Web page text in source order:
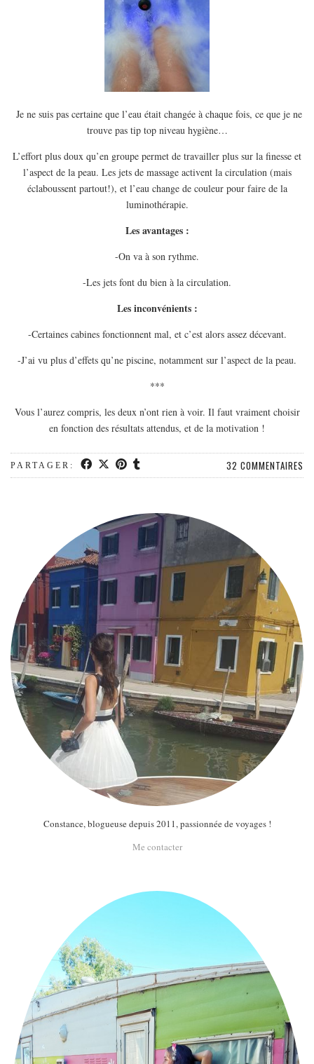
Je ne suis pas certaine que l’eau était changée à chaque fois, ce que je ne
trouve pas tip top niveau hygiène…
L’effort plus doux qu’en groupe permet de travailler plus sur la finesse et
l’aspect de la peau. Les jets de massage activent la circulation (mais
éclaboussent partout!), et l’eau change de couleur pour faire de la
luminothérapie.
Les avantages :
-On va à son rythme.
-Les jets font du bien à la circulation.
Les inconvénients :
-Certaines cabines fonctionnent mal, et c’est alors assez décevant.
-J’ai vu plus d’effets qu’ne piscine, notamment sur l’aspect de la peau.
***
Vous l’aurez compris, les deux n’ont rien à voir. Il faut vraiment choisir
en fonction des résultats attendus, et de la motivation !
PARTAGER: 32 COMMENTAIRES
Constance, blogueuse depuis 2011, passionnée de voyages !
Me contacter